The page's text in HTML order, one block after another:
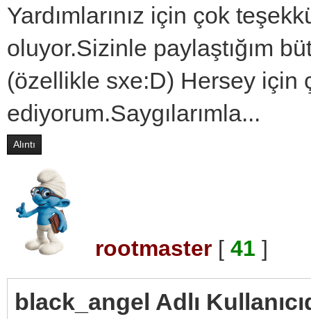
Yardımlarınız için çok
oluyor.Sizinle paylaştığım
(özellikle sxe:D) Hersey için
ediyorum.Saygılarımla...
Alıntı
rootmaster [ 41 ]
black_angel Adlı